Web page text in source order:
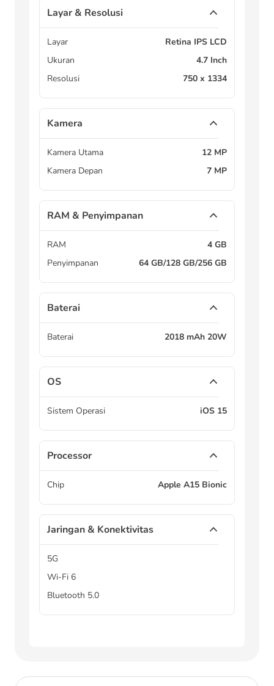
Layar & Resolusi
Layar
Retina IPS LCD
Ukuran
4.7 Inch
Resolusi
750 x 1334
Kamera
Kamera Utama
12 MP
Kamera Depan
7 MP
RAM & Penyimpanan
RAM
4 GB
Penyimpanan
64 GB/128 GB/256 GB
Baterai
Baterai 2018 mAh 20W
OS
Sistem Operasi iOS 15
Processor
Chip Apple A15 Bionic
Jaringan & Konektivitas
5G
Wi-Fi 6
Bluetooth 5.0